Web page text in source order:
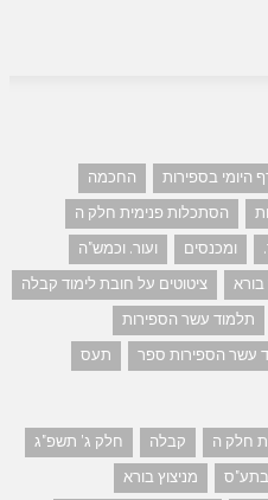
היומי בספירות
החכמה
הסתכלות פנימית חלק ה
ומכנסים
ועור. וכמש"ה
בורא
ציטוטים על חובת לימוד קבלה
תלמוד עשר הספירות
עשר הספירות ספר תעס
חלק ה קבלה
חלק ג' תשפ"ג
בתע"ס
מניצוץ בורא